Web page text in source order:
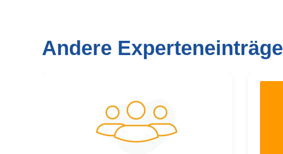
Andere Experteneinträge